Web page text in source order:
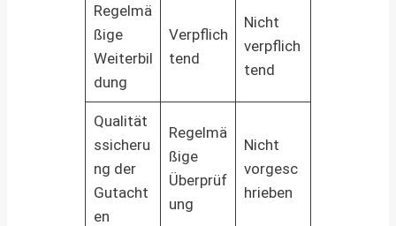
Regelmä
ßige
Weiterbil
dung
Verpflich
tend
Nicht
verpflich
tend
Qualität
ssicheru
ng der
Gutacht
en
Regelmä
ßige
Überprüf
ung
Nicht
vorgesc
hrieben